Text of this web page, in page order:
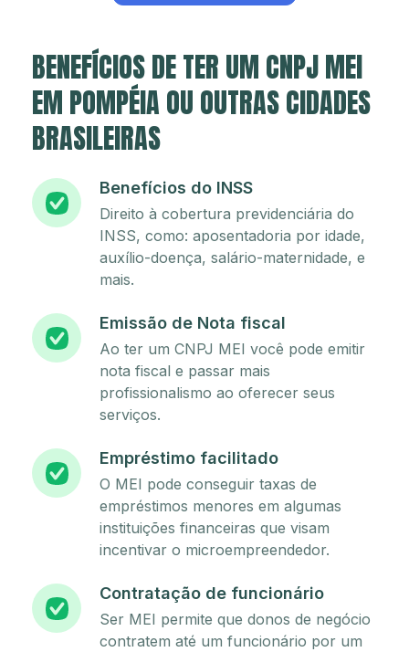
BENEFÍCIOS DE TER UM CNPJ MEI
EM POMPÉIA OU OUTRAS CIDADES
BRASILEIRAS
Benefícios do INSS
Direito à cobertura previdenciária do
INSS, como: aposentadoria por idade,
auxílio-doença, salário-maternidade, e
mais.
Emissão de Nota fiscal
Ao ter um CNPJ MEI você pode emitir
nota fiscal e passar mais
profissionalismo ao oferecer seus
serviços.
Empréstimo facilitado
O MEI pode conseguir taxas de
empréstimos menores em algumas
instituições financeiras que visam
incentivar o microempreendedor.
Contratação de funcionário
Ser MEI permite que donos de negócio
contratem até um funcionário por um